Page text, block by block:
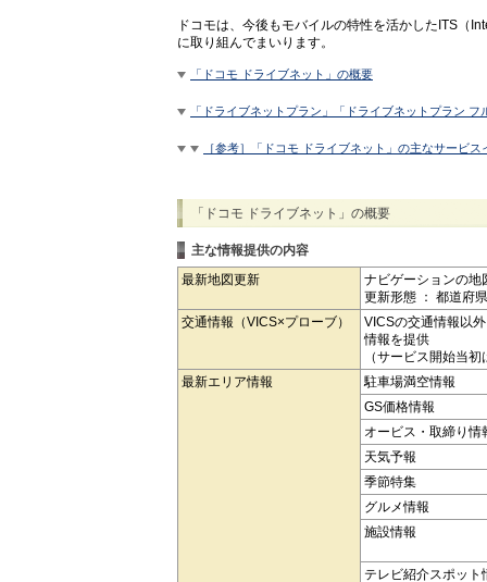
ドコモは、今後もモバイルの特性を活かしたITS（
に取り組んでまいります。
「ドコモ ドライブネット」の概要
「ドライブネットプラン」「ドライブネットプラン
［参考］「ドコモ ドライブネット」の主なサービス
「ドコモ ドライブネット」の概要
主な情報提供の内容
最新地図更新
ナビゲーションの地
更新形態 ： 都道府
交通情報（VICS×プローブ）
VICSの交通情報以
情報を提供
（サービス開始当
最新エリア情報
駐車場満空情報
GS価格情報
オービス・取締り情
天気予報
季節特集
グルメ情報
施設情報
テレビ紹介スポット